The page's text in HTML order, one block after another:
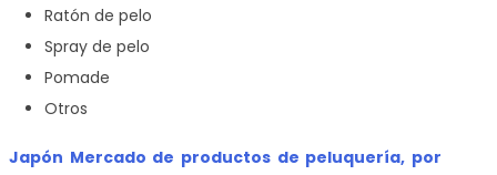
Ratón de pelo
Spray de pelo
Pomade
Otros
Japón Mercado de productos de peluquería, por